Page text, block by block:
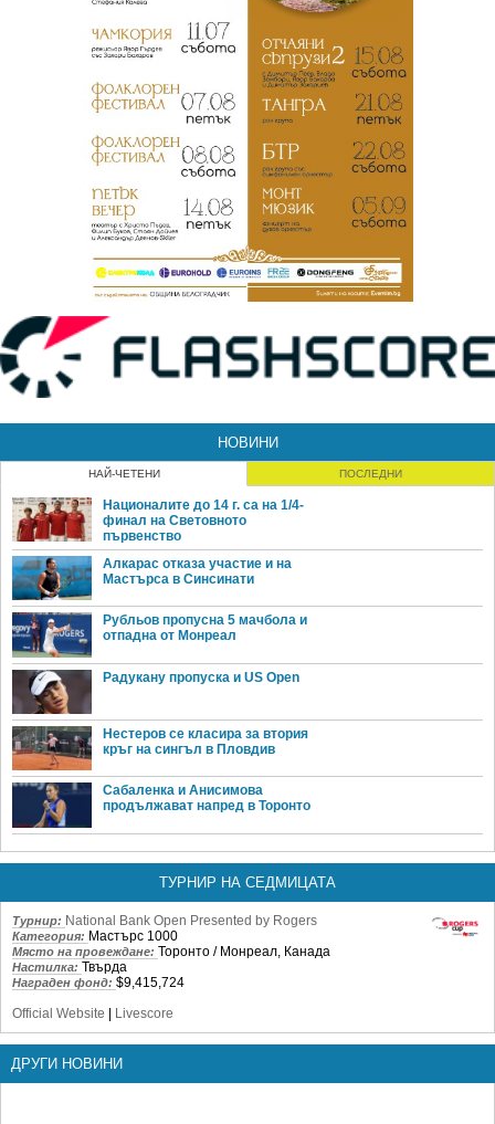
НОВИНИ
НАЙ-ЧЕТЕНИ ПОСЛЕДНИ
Националите до 14 г. са на 1/4-
финал на Световното
първенство
Алкарас отказа участие и на
Мастърса в Синсинати
Рубльов пропусна 5 мачбола и
отпадна от Монреал
Радукану пропуска и US Open
Нестеров се класира за втория
кръг на сингъл в Пловдив
Сабаленка и Анисимова
продължават напред в Торонто
ТУРНИР НА СЕДМИЦАТА
Турнир: National Bank Open Presented by Rogers
Категория: Мастърс 1000
Място на провеждане: Торонто / Монреал, Канада
Настилка: Твърда
Награден фонд: $9,415,724
Official Website | Livescore
ДРУГИ НОВИНИ